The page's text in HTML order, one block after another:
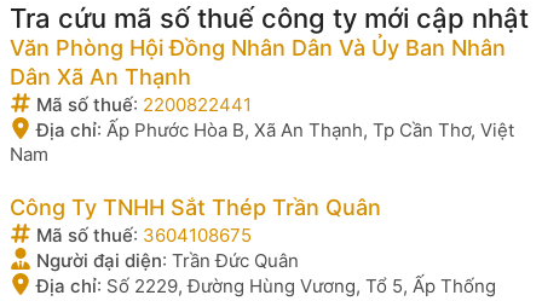
Tra cứu mã số thuế công ty mới cập nhật
Văn Phòng Hội Đồng Nhân Dân Và Ủy Ban Nhân
Dân Xã An Thạnh
Mã số thuế: 2200822441
Địa chỉ: Ấp Phước Hòa B, Xã An Thạnh, Tp Cần Thơ, Việt
Nam
Công Ty TNHH Sắt Thép Trần Quân
Mã số thuế: 3604108675
Người đại diện: Trần Đức Quân
Địa chỉ: Số 2229, Đường Hùng Vương, Tổ 5, Ấp Thống